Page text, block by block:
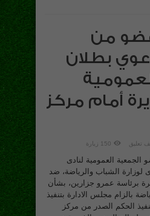
من
بطلان
أمام مركز
تعليق 150 زيارة
العمومية لنادى
لوزارة الشباب والرياضة، ضد
برئاسة عمرو جزارين، بشأن
بالزام مجلس الادارة بتنفيذ
الحكم الصدر من مركز